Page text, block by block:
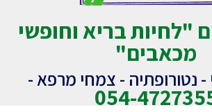
"לחיות בריא וחופשי
מכאבים"
- נטורופתיה - צמחי מרפא -
054-